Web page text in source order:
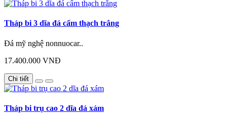
Tháp bi 3 dĩa đá cẩm thạch trắng
Đá mỹ nghệ nonnuocar..
17.400.000 VNĐ
Chi tiết
Tháp bi trụ cao 2 dĩa đá xám